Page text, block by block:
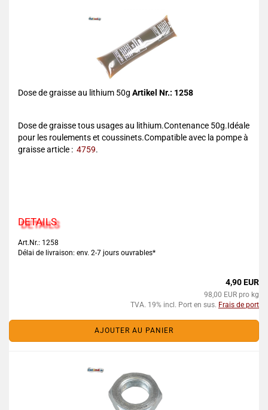
Dose de graisse au lithium 50g Artikel Nr.: 1258
Dose de graisse tous usages au lithium.Contenance 50g.Idéale
pour les roulements et coussinets.Compatible avec la pompe à
graisse article : 4759.
DETAILS
Art.Nr.: 1258
Délai de livraison: env. 2-7 jours ouvrables*
4,90 EUR
98,00 EUR pro kg
TVA. 19% incl. Port en sus. Frais de port
AJOUTER AU PANIER